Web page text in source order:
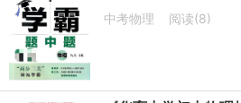
中考物理 阅读(8)